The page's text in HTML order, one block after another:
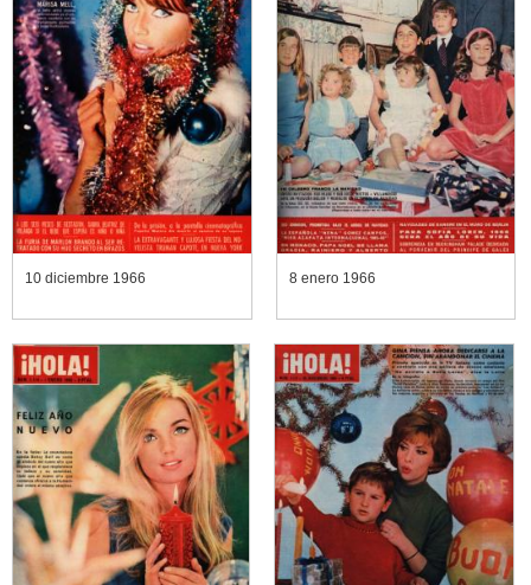
10 diciembre 1966 8 enero 1966